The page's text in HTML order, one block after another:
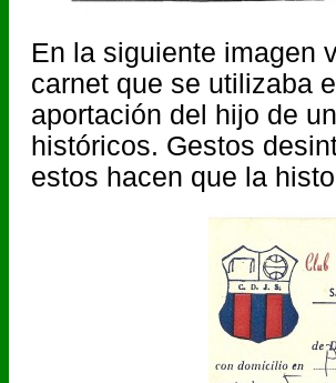
En la siguiente imagen
carnet que se utilizaba
aportación del hijo de
históricos. Gestos
estos hacen que la